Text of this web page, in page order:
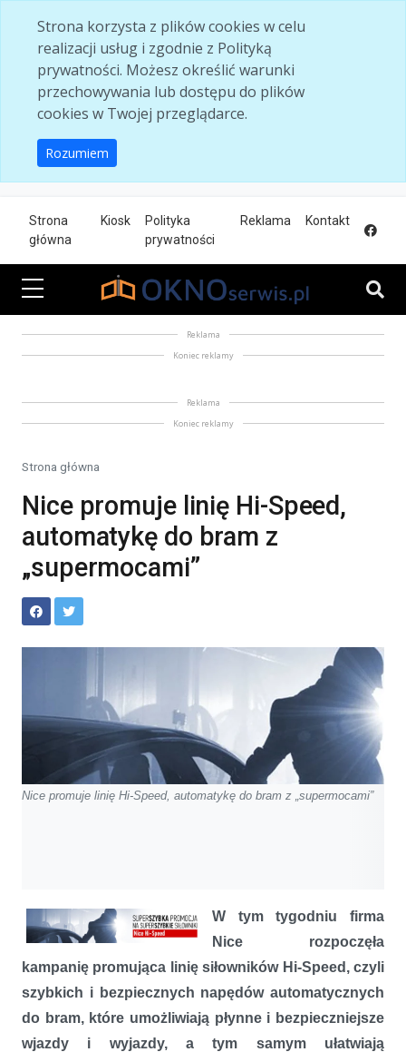
Strona korzysta z plików cookies w celu
realizacji usług i zgodnie z Polityką
prywatności. Możesz określić warunki
przechowywania lub dostępu do plików
cookies w Twojej przeglądarce.
Rozumiem
Strona
główna
Kiosk
Polityka
prywatności
Reklama Kontakt
Reklama
Koniec reklamy
Reklama
Koniec reklamy
Strona główna
Nice promuje linię Hi-Speed,
automatykę do bram z
„supermocami”
Nice promuje linię Hi-Speed, automatykę do bram z „supermocami”
W tym tygodniu firma
Nice rozpoczęła
kampanię promująca linię siłowników Hi-Speed, czyli
szybkich i bezpiecznych napędów automatycznych
do bram, które umożliwiają płynne i bezpieczniejsze
wjazdy i wyjazdy, a tym samym ułatwiają